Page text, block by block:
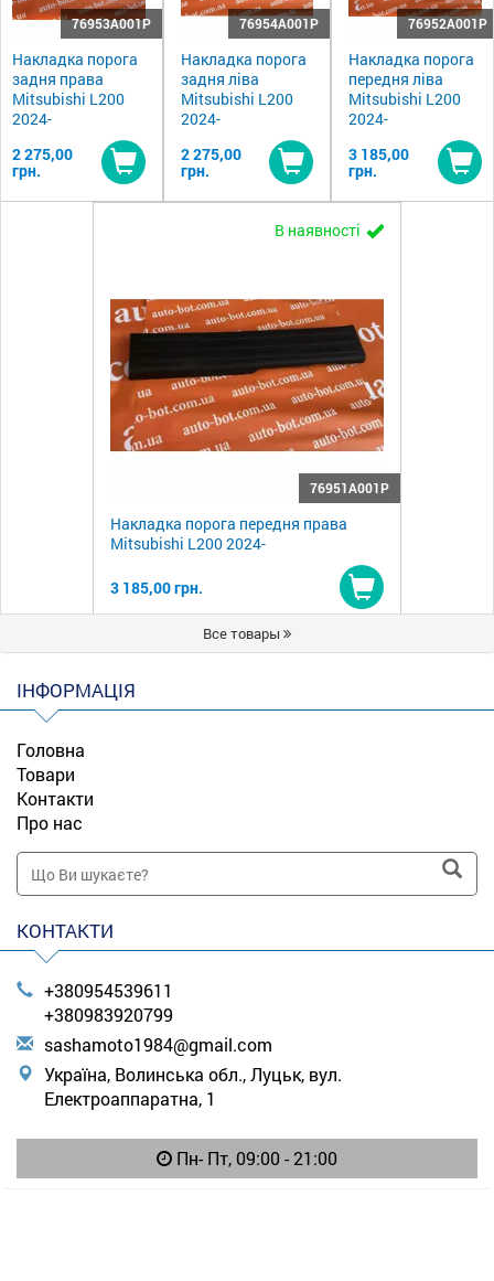
76953A001P
Накладка порога
задня права
Mitsubishi L200
2024-
2 275,00
грн.
Купити
76954A001P
Накладка порога
задня ліва
Mitsubishi L200
2024-
2 275,00
грн.
Купити
76952A001P
Накладка порога
передня ліва
Mitsubishi L200
2024-
3 185,00
грн.
В наявності
76951A001P
Накладка порога передня права
Mitsubishi L200 2024-
3 185,00 грн.
Купити
Все товары
ІНФОРМАЦІЯ
Головна
Товари
Контакти
Про нас
КОНТАКТИ
+380954539611
+380983920799
sashamoto1984@gmail.com
Україна, Волинська обл., Луцьк, вул.
Електроаппаратна, 1
Пн- Пт, 09:00 - 21:00